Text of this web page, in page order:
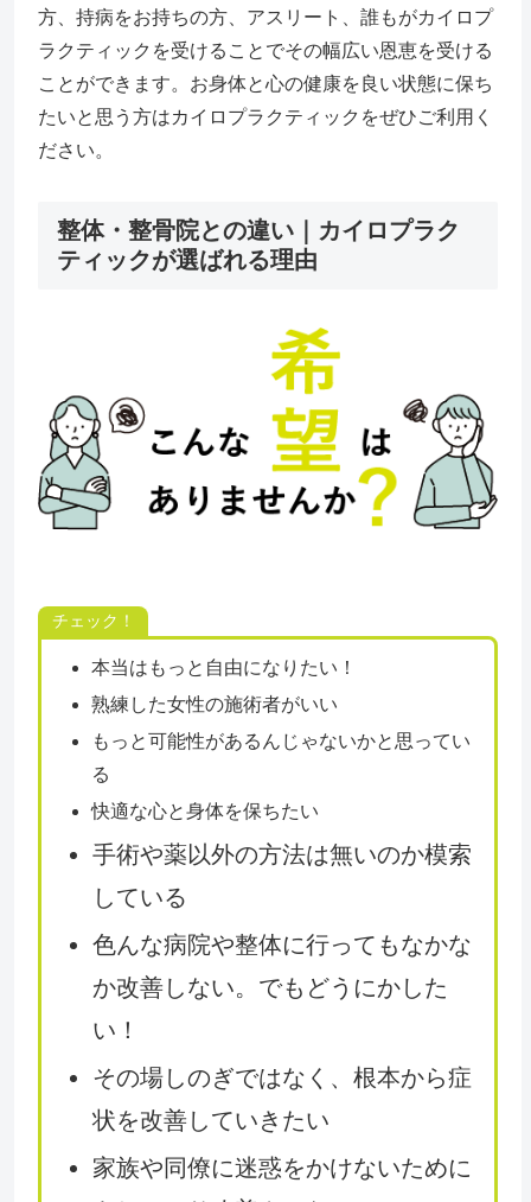
方、持病をお持ちの方、アスリート、誰もがカイロプ
ラクティックを受けることでその幅広い恩恵を受ける
ことができます。お身体と心の健康を良い状態に保ち
たいと思う方はカイロプラクティックをぜひご利用く
ださい。
整体・整骨院との違い｜カイロプラク
ティックが選ばれる理由
チェック！
本当はもっと自由になりたい！
熟練した女性の施術者がいい
もっと可能性があるんじゃないかと思ってい
る
快適な心と身体を保ちたい
手術や薬以外の方法は無いのか模索
している
色んな病院や整体に行ってもなかな
か改善しない。でもどうにかした
い！
その場しのぎではなく、根本から症
状を改善していきたい
家族や同僚に迷惑をかけないために